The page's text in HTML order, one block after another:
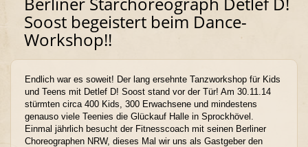
Soost begeistert beim Dance-
Workshop!!
Endlich war es soweit! Der lang ersehnte Tanzworkshop für Kids
und Teens mit Detlef D! Soost stand vor der Tür! Am 30.11.14
stürmten circa 400 Kids, 300 Erwachsene und mindestens
genauso viele Teenies die Glückauf Halle in Sprockhövel.
Einmal jährlich besucht der Fitnesscoach mit seinen Berliner
Choreographen NRW, dieses Mal wir uns als Gastgeber den